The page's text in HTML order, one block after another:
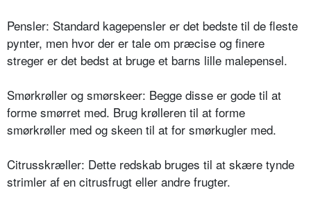
Pensler: Standard kagepensler er det bedste til de fleste
pynter, men hvor der er tale om præcise og finere
streger er det bedst at bruge et barns lille malepensel.
Smørkrøller og smørskeer: Begge disse er gode til at
forme smørret med. Brug krølleren til at forme
smørkrøller med og skeen til at for smørkugler med.
Citrusskræller: Dette redskab bruges til at skære tynde
strimler af en citrusfrugt eller andre frugter.